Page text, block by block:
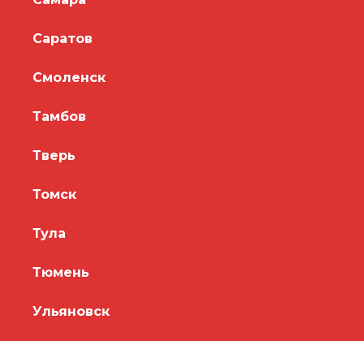
Саратов
Смоленск
Тамбов
Тверь
Томск
Тула
Тюмень
Ульяновск